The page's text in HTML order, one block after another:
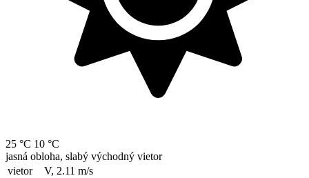
25 °C 10 °C
jasná obloha, slabý východný vietor
vietor
V, 2.11 m/s